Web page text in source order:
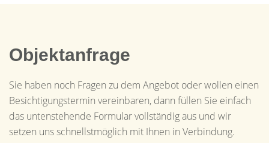
Objektanfrage
Sie haben noch Fragen zu dem Angebot oder wollen einen
Besichtigungstermin vereinbaren, dann füllen Sie einfach
das untenstehende Formular vollständig aus und wir
setzen uns schnellstmöglich mit Ihnen in Verbindung.